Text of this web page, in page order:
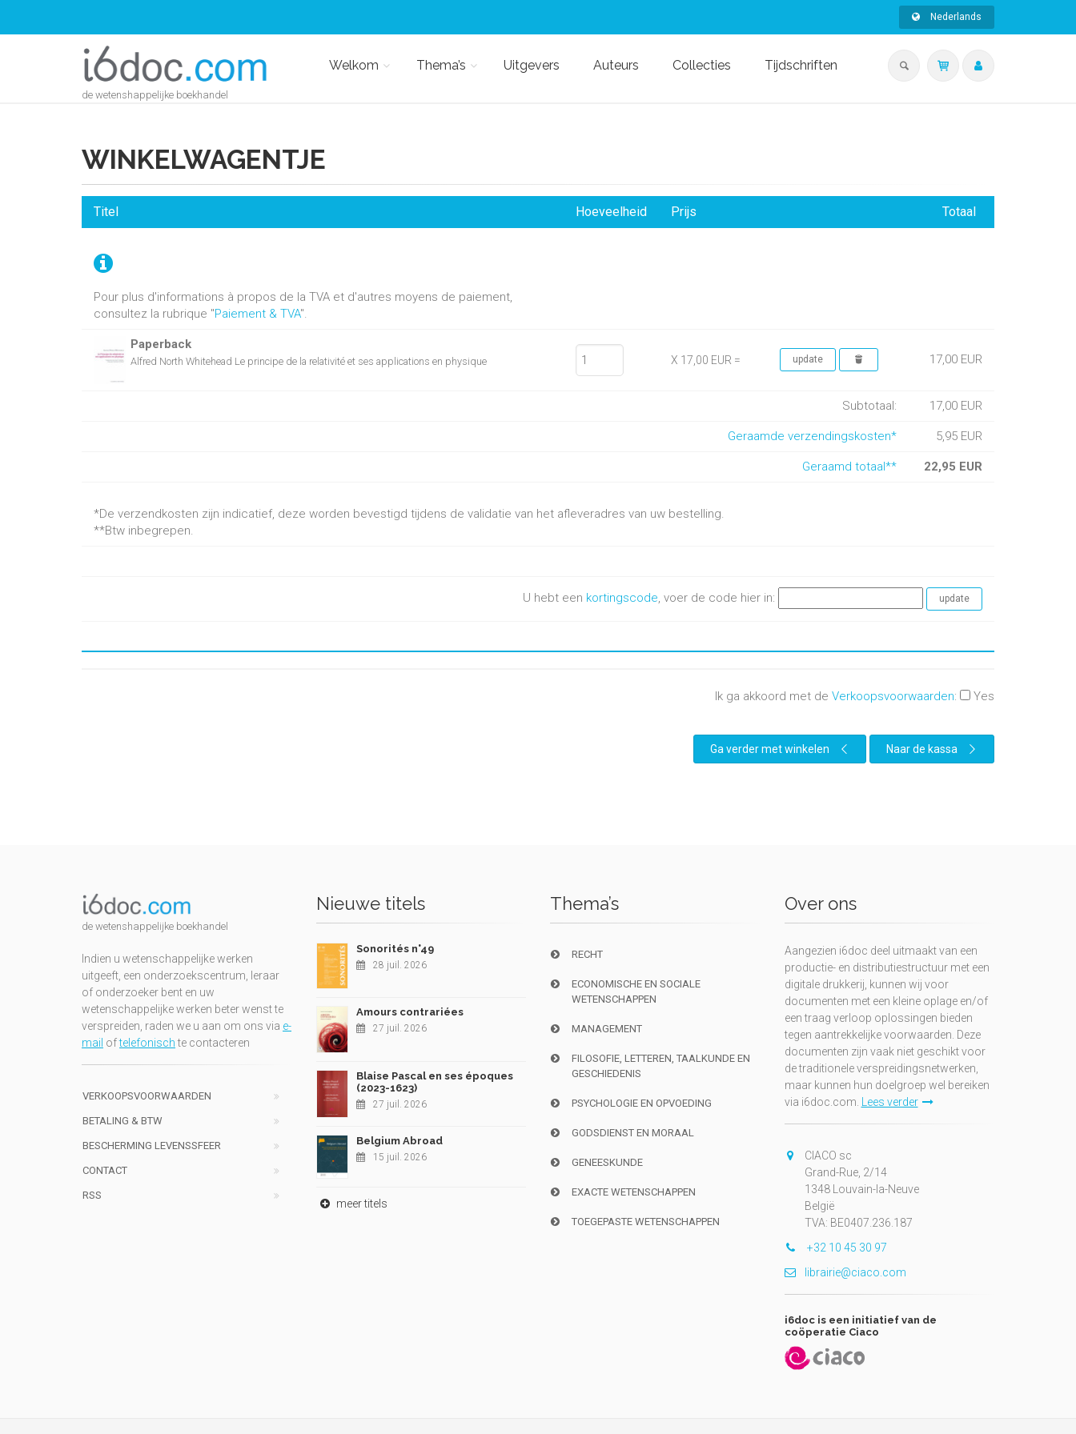
Nederlands
de wetenshappelijke boekhandel
Welkom Thema’s Uitgevers Auteurs Collecties Tijdschriften
WINKELWAGENTJE
Pour plus d'informations à propos de la TVA et d'autres moyens de paiement,
consultez la rubrique "Paiement & TVA".
Titel Hoeveelheid Prijs Totaal
Paperback
Alfred North Whitehead Le principe de la relativité et ses applications en physique X 17,00 EUR = 17,00 EUR
Subtotaal: 17,00 EUR
Geraamde verzendingskosten* 5,95 EUR
Geraamd totaal** 22,95 EUR
*De verzendkosten zijn indicatief, deze worden bevestigd tijdens de validatie van het afleveradres van uw bestelling.
**Btw inbegrepen.
U hebt een kortingscode, voer de code hier in:
Ik ga akkoord met de Verkoopsvoorwaarden: Yes
Ga verder met winkelen Naar de kassa
de wetenshappelijke boekhandel
Indien u wetenschappelijke werken
uitgeeft, een onderzoekscentrum, leraar
of onderzoeker bent en uw
wetenschappelijke werken beter wenst te
verspreiden, raden we u aan om ons via e-
mail oftelefonischte contacteren
VERKOOPSVOORWAARDEN
BETALING & BTW
BESCHERMING LEVENSSFEER
CONTACT
RSS
Nieuwe titels
Sonorités n°49
28 juil. 2026
Amours contrariées
27 juil. 2026
Blaise Pascal en ses époques
(2023-1623)
27 juil. 2026
Belgium Abroad
15 juil. 2026
meer titels
Thema’s
RECHT
ECONOMISCHE EN SOCIALE
WETENSCHAPPEN
MANAGEMENT
FILOSOFIE, LETTEREN, TAALKUNDE EN
GESCHIEDENIS
PSYCHOLOGIE EN OPVOEDING
GODSDIENST EN MORAAL
GENEESKUNDE
EXACTE WETENSCHAPPEN
TOEGEPASTE WETENSCHAPPEN
Over ons
Aangezien i6doc deel uitmaakt van een
productie- en distributiestructuur met een
digitale drukkerij, kunnen wij voor
documenten met een kleine oplage en/of
een traag verloop oplossingen bieden
tegen aantrekkelijke voorwaarden. Deze
documenten zijn vaak niet geschikt voor
de traditionele verspreidingsnetwerken,
maar kunnen hun doelgroep wel bereiken
via i6doc.com.
Lees verder
CIACO sc
Grand-Rue, 2/14
1348 Louvain-la-Neuve
België
TVA: BE0407.236.187
+32 10 45 30 97
librairie@ciaco.com
i6doc is een initiatief van de
coöperatie Ciaco